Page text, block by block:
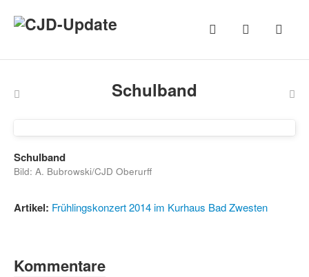
Schulband
Schulband
Bild: A. Bubrowski/CJD Oberurff
Artikel: Frühlingskonzert 2014 im Kurhaus Bad Zwesten
Kommentare